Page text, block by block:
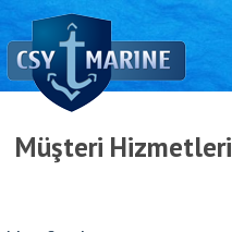
Müşteri Hizmetleri